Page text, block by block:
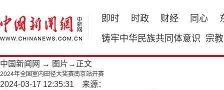
即时 时政 财经 同心
铸牢中华民族共同体意识 宗教
中国新闻网 → 图片 →正文
2024年全国室内田径大奖赛南京站开赛
2024-03-17 12:35:31 来源：